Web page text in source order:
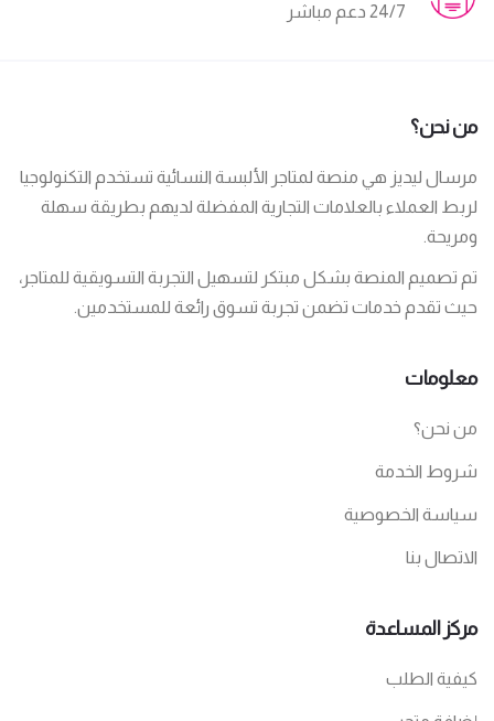
24/7 دعم مباشر
من نحن؟
مرسال ليديز هي منصة لمتاجر الألبسة النسائية تستخدم التكنولوجيا
لربط العملاء بالعلامات التجارية المفضلة لديهم بطريقة سهلة
ومريحة.
تم تصميم المنصة بشكل مبتكر لتسهيل التجربة التسويقية للمتاجر،
حيث تقدم خدمات تضمن تجربة تسوق رائعة للمستخدمين.
معلومات
من نحن؟
شروط الخدمة
سياسة الخصوصية
الاتصال بنا
مركز المساعدة
كيفية الطلب